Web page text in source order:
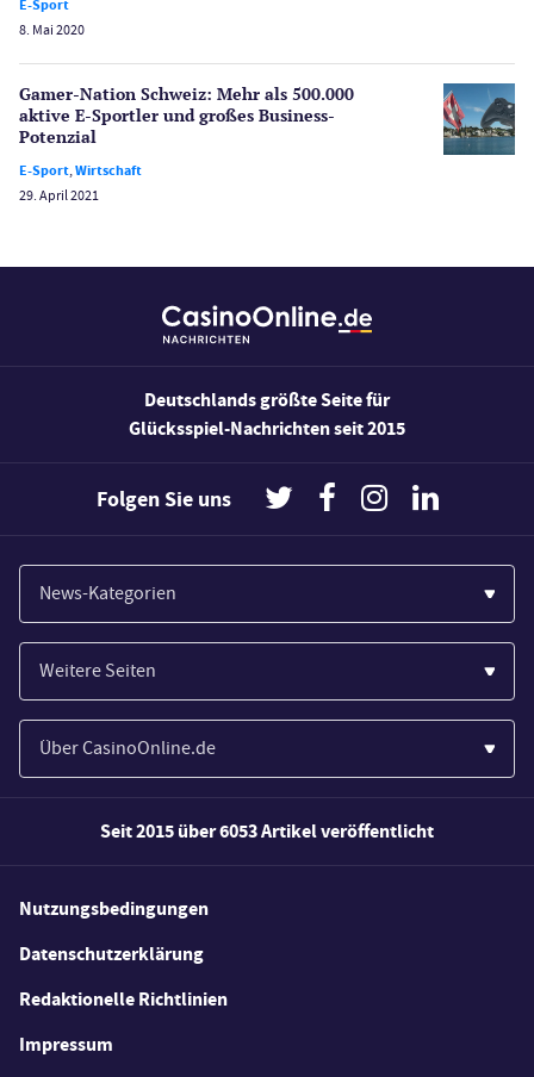
Wetten
Wirtschaft
Slot Freispiele
E-Sport
8. Mai 2020
Gamer-Nation Schweiz: Mehr als 500.000
aktive E-Sportler und großes Business-
Potenzial
E-Sport,Wirtschaft
29. April 2021
Deutschlands größte Seite für
Glücksspiel-Nachrichten seit 2015
Folgen Sie uns
News-Kategorien
Casinos
Wirtschaft
Spiele
Weitere Seiten
Paypal Casinos
Novoline Casinos
Merkur Casinos
Casino Testberichte
Casino Bonus Angebote
Kostenlose Spiele
Über CasinoOnline.de
Wie wir bewerten
FAQs
Seit 2015 über 6053 Artikel veröffentlicht
Nutzungsbedingungen
Datenschutzerklärung
Redaktionelle Richtlinien
Impressum